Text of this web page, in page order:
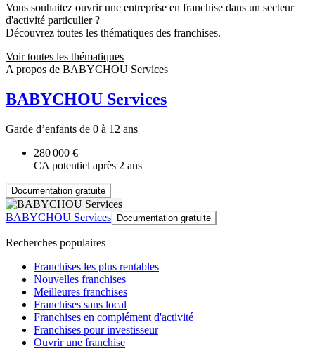
Vous souhaitez ouvrir une entreprise en franchise dans un secteur
d'activité particulier ?
Découvrez toutes les thématiques des franchises.
Voir toutes les thématiques
A propos de BABYCHOU Services
BABYCHOU Services
Garde d’enfants de 0 à 12 ans
280 000 €
CA potentiel après 2 ans
Documentation gratuite
BABYCHOU Services Documentation gratuite
Recherches populaires
Franchises les plus rentables
Nouvelles franchises
Meilleures franchises
Franchises sans local
Franchises en complément d'activité
Franchises pour investisseur
Ouvrir une franchise